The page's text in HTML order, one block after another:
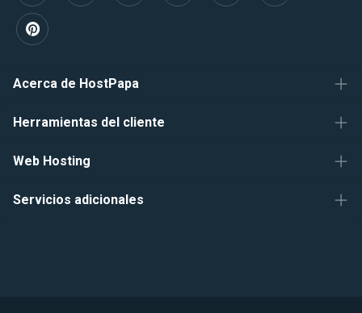
Acerca de HostPapa
Herramientas del cliente
Web Hosting
Servicios adicionales